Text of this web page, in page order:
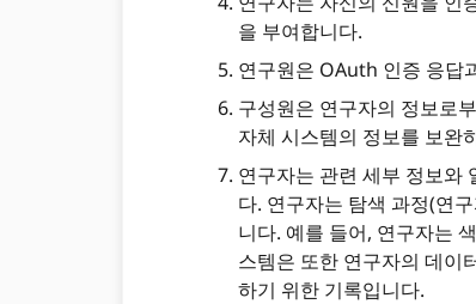
을 부여합니다.
연구원은 OAuth 인증 응답
구성원은 연구자의 정보로
자체 시스템의 정보를 보완
연구자는 관련 세부 정보와
다. 연구자는 탐색 과정(연
니다. 예를 들어, 연구자는
스템은 또한 연구자의 데이
하기 위한 기록입니다.